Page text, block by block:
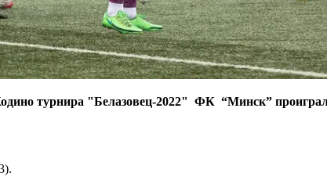
турнира "Белазовец-2022" ФК “Минск”